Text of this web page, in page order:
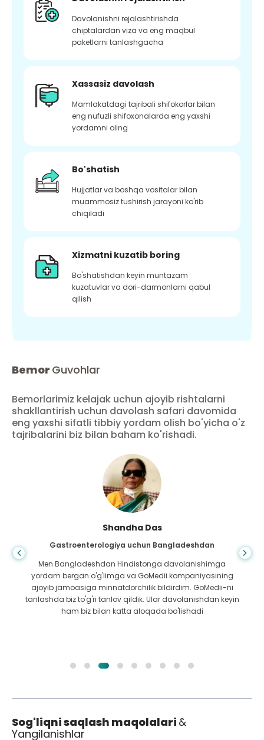
Davolanishni rejalashtirishda
chiptalardan viza va eng maqbul
paketlarni tanlashgacha
Xassasiz davolash
Mamlakatdagi tajribali shifokorlar bilan
eng nufuzli shifoxonalarda eng yaxshi
yordamni oling
Bo'shatish
Hujjatlar va boshqa vositalar bilan
muammosiz tushirish jarayoni ko'rib
chiqiladi
Xizmatni kuzatib boring
Bo'shatishdan keyin muntazam
kuzatuvlar va dori-darmonlarni qabul
qilish
Bemor Guvohlar
Bemorlarimiz kelajak uchun ajoyib rishtalarni
shakllantirish uchun davolash safari davomida
eng yaxshi sifatli tibbiy yordam olish bo'yicha o'z
tajribalarini biz bilan baham ko'rishadi.
Shandha Das
Gastroenterologiya uchun Bangladeshdan
Men Bangladeshdan Hindistonga davolanishimga
yordam bergan o'g'limga va GoMedii kompaniyasining
ajoyib jamoasiga minnatdorchilik bildirdim. GoMedii-ni
tanlashda biz to'g'ri tanlov qildik. Ular davolanishdan keyin
ham biz bilan katta aloqada bo'lishadi
Sog'liqni saqlash maqolalari &
Yangilanishlar